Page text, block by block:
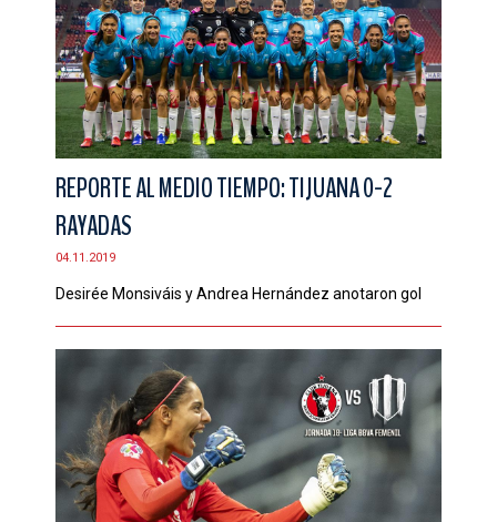
REPORTE AL MEDIO TIEMPO: TIJUANA 0-2
RAYADAS
04.11.2019
Desirée Monsiváis y Andrea Hernández anotaron gol